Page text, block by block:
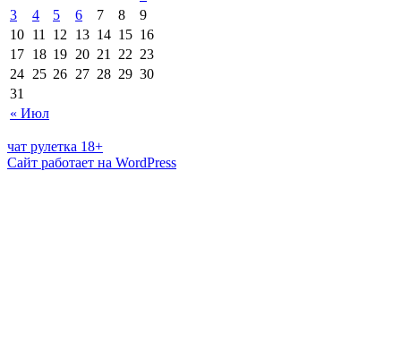
« Июл
3
4 5 6 7 8
9
10 11 12 13 14 15 16
17 18 19 20 21 22 23
24 25 26 27 28 29 30
31
чат рулетка 18+
Сайт работает на WordPress